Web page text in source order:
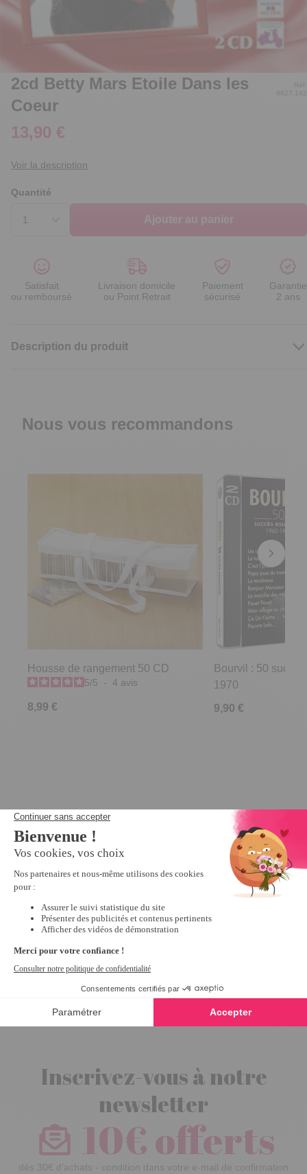
2cd Betty Mars Etoile Dans les
Coeur
Réf.
9627.142
13,90 €
Voir la description
Quantité
Ajouter au panier
Satisfait
ou remboursé
Livraison domicile
ou Point Retrait
Paiement
sécurisé
Garantie
2 ans
Description du produit
Nous vous recommandons
Housse de rangement 50 CD
5/5 - 4 avis
8,99 €
Bourvil : 50
1970
9,90 €
Derniers articles consultés
Inscrivez-vous à notre
newsletter
10€ offerts
dès 30€ d’achats - condition dans votre e-mail de confirmation